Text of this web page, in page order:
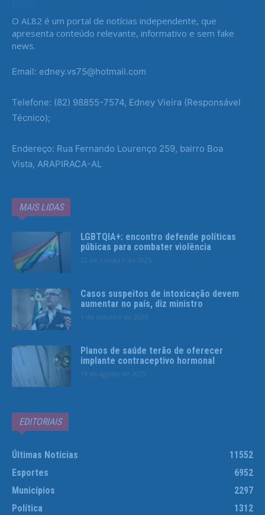
O AL82 é um portal de notícias independente, que
apresenta conteúdo relevante, informativo e sem fake
news.
Email: edney.vs75@hotmail.com
Telefone: (82) 98855-7574, Edney Vieira (Responsável
Técnico);
Endereço: Rua Fernando Lourenço 259, bairro Boa
Vista, ARAPIRACA-AL
MAIS LIDAS
LGBTQIA+: encontro defende políticas
púbicas para combater violência
22 de outubro de 2025
Casos suspeitos de intoxicação devem
aumentar no país, diz ministro
1 de outubro de 2025
Planos de saúde terão de oferecer
implante contraceptivo hormonal
13 de agosto de 2025
EDITORIAIS
Últimas Notícias
11552
Esportes
6952
Municípios
2297
Política
1312